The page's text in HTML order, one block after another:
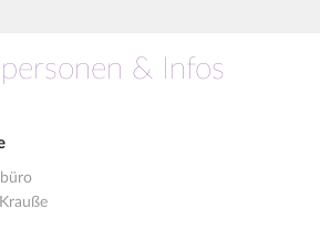
& Infos